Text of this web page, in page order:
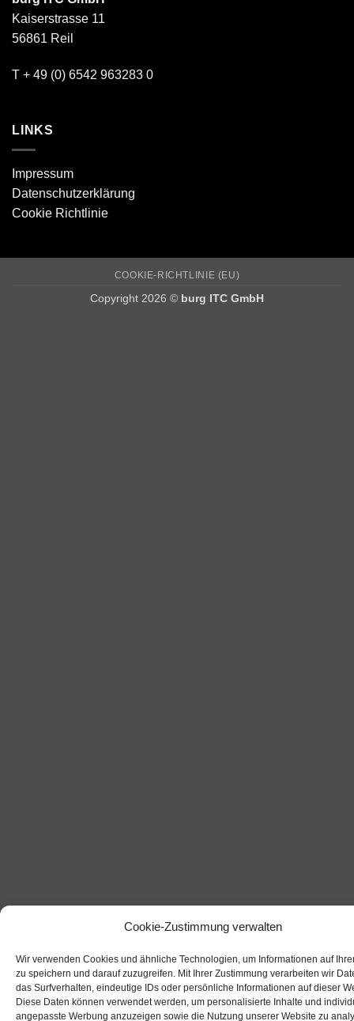
Cookie-Zustimmung verwalten
Wir verwenden Cookies und ähnliche Technologien, um Informationen auf
zu speichern und darauf zuzugreifen. Mit Ihrer Zustimmung verarbeiten wir
das Surfverhalten, eindeutige IDs oder persönliche Informationen auf dieser
Diese Daten können verwendet werden, um personalisierte Inhalte und
angepasste Werbung anzuzeigen sowie die Nutzung unserer Website zu
25.2
Kaiserstrasse 11
56861 Reil
T + 49 (0) 6542 963283 0
LINKS
Impressum
Datenschutzerklärung
Cookie Richtlinie
COOKIE-RICHTLINIE (EU)
Copyright 2026 © burg ITC GmbH